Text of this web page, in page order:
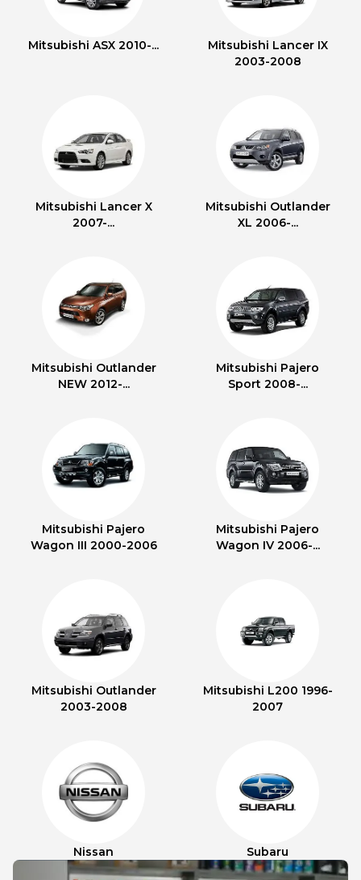
Mitsubishi ASX 2010-...
Mitsubishi Lancer IX
2003-2008
Mitsubishi Lancer X
2007-...
Mitsubishi Outlander
XL 2006-...
Mitsubishi Outlander
NEW 2012-...
Mitsubishi Pajero
Sport 2008-...
Mitsubishi Pajero
Wagon III 2000-2006
Mitsubishi Pajero
Wagon IV 2006-...
Mitsubishi Outlander
2003-2008
Mitsubishi L200 1996-
2007
Nissan Subaru